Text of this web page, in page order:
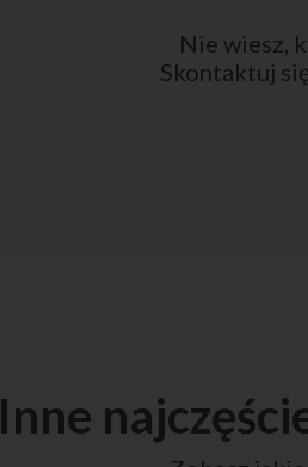
Nie wiesz,
Skontaktuj
Inne